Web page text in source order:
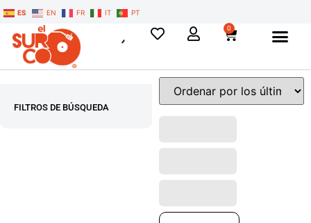
ES EN FR IT PT
0
FILTROS DE BÚSQUEDA